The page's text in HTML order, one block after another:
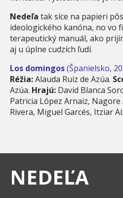
Nedeľa tak síce na papieri
ideologického kanóna, no vo
terapeutický manuál, ako
aj u úplne cudzích ľudí.
Los domingos(Španielsko,
Réžia:Alauda Ruiz de Azúa.
Azúa. Hrajú: David Blanca
Patricia López Arnaiz,
Rivera, Miguel Garcés, Itziar
NEDEĽA